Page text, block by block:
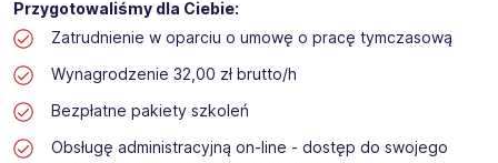
Przygotowaliśmy dla Ciebie:
Zatrudnienie w oparciu o umowę o pracę tymczasową
Wynagrodzenie 32,00 zł brutto/h
Bezpłatne pakiety szkoleń
Obsługę administracyjną on-line - dostęp do swojego